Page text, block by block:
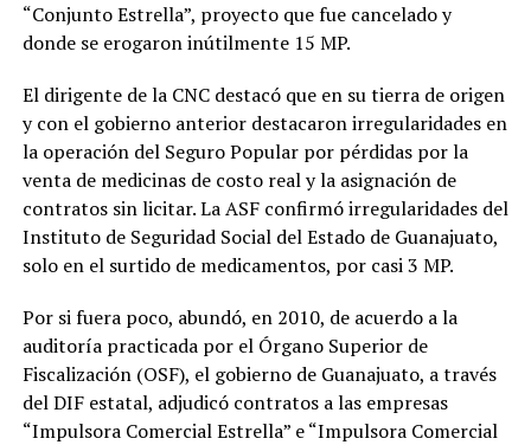
“Conjunto Estrella”, proyecto que fue cancelado y
donde se erogaron inútilmente 15 MP.
El dirigente de la CNC destacó que en su tierra de origen
y con el gobierno anterior destacaron irregularidades en
la operación del Seguro Popular por pérdidas por la
venta de medicinas de costo real y la asignación de
contratos sin licitar. La ASF confirmó irregularidades del
Instituto de Seguridad Social del Estado de Guanajuato,
solo en el surtido de medicamentos, por casi 3 MP.
Por si fuera poco, abundó, en 2010, de acuerdo a la
auditoría practicada por el Órgano Superior de
Fiscalización (OSF), el gobierno de Guanajuato, a través
del DIF estatal, adjudicó contratos a las empresas
“Impulsora Comercial Estrella” e “Impulsora Comercial